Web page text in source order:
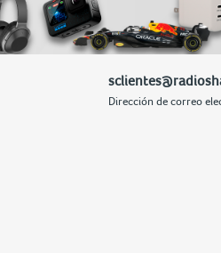
Dirección de correo